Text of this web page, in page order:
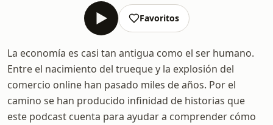
Favoritos
La economía es casi tan antigua como el ser humano.
Entre el nacimiento del trueque y la explosión del
comercio online han pasado miles de años. Por el
camino se han producido infinidad de historias que
este podcast cuenta para ayudar a comprender cómo